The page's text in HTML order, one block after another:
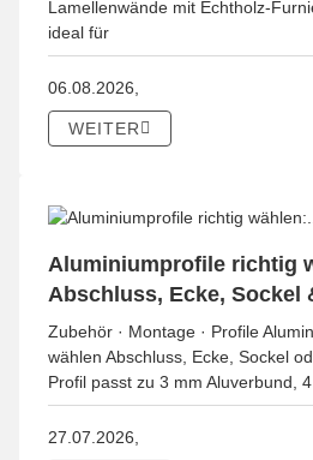
Lamellenwände mit Echtholz-
ideal für
06.08.2026,
WEITER
Aluminiumprofile richtig
Abschluss, Ecke, Sockel
Zubehör · Montage · Profile
wählen Abschluss, Ecke, Sockel
Profil passt zu 3 mm Aluverbund,
27.07.2026,